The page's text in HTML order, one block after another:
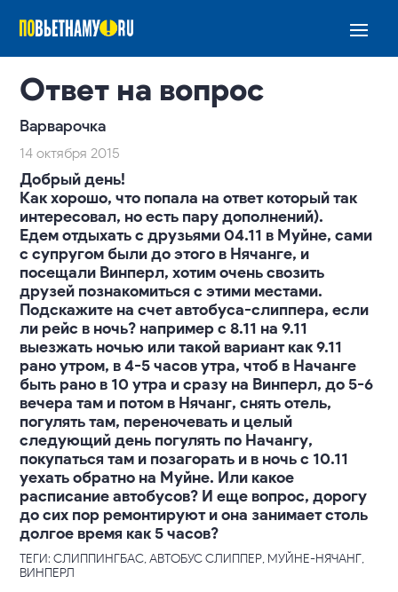
Ответ на вопрос
Варварочка
14 октября 2015
Добрый день!
Как хорошо, что попала на ответ который так
интересовал, но есть пару дополнений).
Едем отдыхать с друзьями 04.11 в Муйне, сами
с супругом были до этого в Нячанге, и
посещали Винперл, хотим очень свозить
друзей познакомиться с этими местами.
Подскажите на счет автобуса-слиппера, если
ли рейс в ночь? например с 8.11 на 9.11
выезжать ночью или такой вариант как 9.11
рано утром, в 4-5 часов утра, чтоб в Начанге
быть рано в 10 утра и сразу на Винперл, до 5-6
вечера там и потом в Нячанг, снять отель,
погулять там, переночевать и целый
следующий день погулять по Начангу,
покупаться там и позагорать и в ночь с 10.11
уехать обратно на Муйне. Или какое
расписание автобусов? И еще вопрос, дорогу
до сих пор ремонтируют и она занимает столь
долгое время как 5 часов?
ТЕГИ: СЛИППИНГБАС, АВТОБУС СЛИППЕР, МУЙНЕ-НЯЧАНГ,
ВИНПЕРЛ